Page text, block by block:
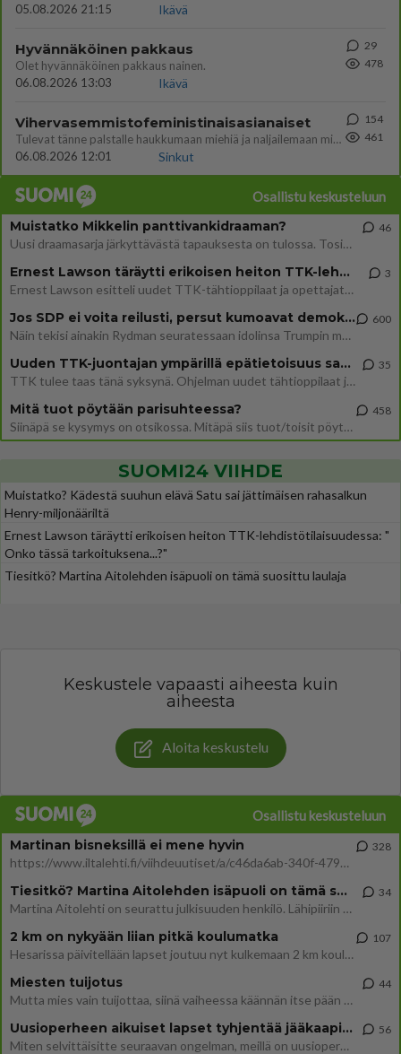
05.08.2026 21:15
Ikävä
Hyvännäköinen pakkaus
Olet hyvännäköinen pakkaus nainen.
06.08.2026 13:03
Ikävä
29
478
Vihervasemmistofeministinaisasianaiset
Tulevat tänne palstalle haukkumaan miehiä ja naljailemaan miehelle, kehuvat olevansa heitä parempia. Itse asuvat MIEHE
06.08.2026 12:01
Sinkut
154
461
Osallistu keskusteluun
Muistatko Mikkelin panttivankidraaman?
Uusi draamasarja järkyttävästä tapauksesta on tulossa. Tositapahtumiin perustuva sarja ammentaa vuoden 1986 Mikkelin pan
46
Ernest Lawson täräytti erikoisen heiton TTK-lehdistötilaisuudessa: " Onko tässä tarkoituksena...?"
Ernest Lawson esitteli uudet TTK-tähtioppilaat ja opettajat torstaina 6.8. lehdistölle. Tulevalla kaudella on yksi hausk
3
Jos SDP ei voita reilusti, persut kumoavat demokratian Suomesta
Näin tekisi ainakin Rydman seuratessaan idolinsa Trumpin mallia https://www.is.fi/politiikka/art-2000012187244.html
600
Uuden TTK-juontajan ympärillä epätietoisuus sakenee - Nyt MTV hämmentää soppaa
TTK tulee taas tänä syksynä. Ohjelman uudet tähtioppilaat julkistetaan torstaina 6. elokuuta klo 14 alkavassa lehdistö
35
Mitä tuot pöytään parisuhteessa?
Siinäpä se kysymys on otsikossa. Mitäpä siis tuot/toisit pöytään parisuhteessa? Oletko mies vai nainen? Koetko sen mitä
458
SUOMI24 VIIHDE
Muistatko? Kädestä suuhun elävä Satu sai jättimäisen rahasalkun
Henry-miljonääriltä
Ernest Lawson täräytti erikoisen heiton TTK-lehdistötilaisuudessa: "
Onko tässä tarkoituksena...?"
Tiesitkö? Martina Aitolehden isäpuoli on tämä suosittu laulaja
Keskustele vapaasti aiheesta kuin
aiheesta
Aloita keskustelu
Osallistu keskusteluun
Martinan bisneksillä ei mene hyvin
https://www.iltalehti.fi/viihdeuutiset/a/c46da6ab-340f-4790-aaa7-0865eed2336 Yrityksen konkurssihakemus on tullut kärä
328
Tiesitkö? Martina Aitolehden isäpuoli on tämä suosittu laulaja
Martina Aitolehti on seurattu julkisuuden henkilö. Lähipiiriin mahtuu muitakin tunnettuja henkilöitä. Tiesitkö, että Ma
34
2 km on nykyään liian pitkä koulumatka
Hesarissa päivitellään lapset joutuu nyt kulkemaan 2 km kouluun jösses. Ruostefillarilla tuo matka menee vaikka miten äk
107
Miesten tuijotus
Mutta mies vain tuijottaa, siinä vaiheessa käännän itse pään pois. Mikä juttu? Yleensä jos joku tuijottaa tai katsoo, hä
44
Uusioperheen aikuiset lapset tyhjentää jääkaapin käydessään
Miten selvittäisitte seuraavan ongelman, meillä on uusioperhe, minulla teini-ikäiset lapset ja puolisolla aikuiset, jotk
56